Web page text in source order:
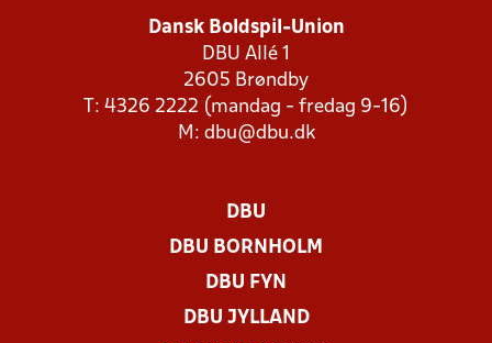
Dansk Boldspil-Union
DBU Allé 1
2605 Brøndby
T: 4326 2222 (mandag - fredag 9-16)
M: dbu@dbu.dk
DBU
DBU BORNHOLM
DBU FYN
DBU JYLLAND